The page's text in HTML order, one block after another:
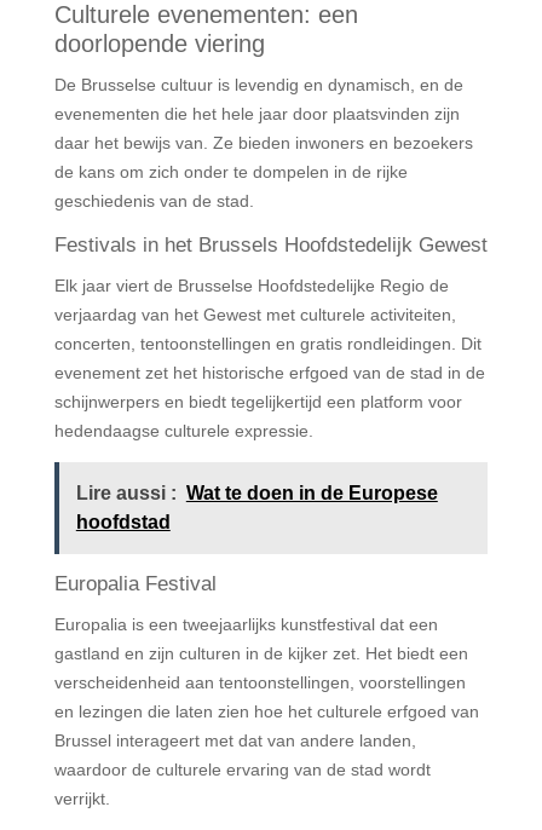
Culturele evenementen: een
doorlopende viering
De Brusselse cultuur is levendig en dynamisch, en de
evenementen die het hele jaar door plaatsvinden zijn
daar het bewijs van. Ze bieden inwoners en bezoekers
de kans om zich onder te dompelen in de rijke
geschiedenis van de stad.
Festivals in het Brussels Hoofdstedelijk Gewest
Elk jaar viert de Brusselse Hoofdstedelijke Regio de
verjaardag van het Gewest met culturele activiteiten,
concerten, tentoonstellingen en gratis rondleidingen. Dit
evenement zet het historische erfgoed van de stad in de
schijnwerpers en biedt tegelijkertijd een platform voor
hedendaagse culturele expressie.
Lire aussi : Wat te doen in de Europese
hoofdstad
Europalia Festival
Europalia is een tweejaarlijks kunstfestival dat een
gastland en zijn culturen in de kijker zet. Het biedt een
verscheidenheid aan tentoonstellingen, voorstellingen
en lezingen die laten zien hoe het culturele erfgoed van
Brussel interageert met dat van andere landen,
waardoor de culturele ervaring van de stad wordt
verrijkt.